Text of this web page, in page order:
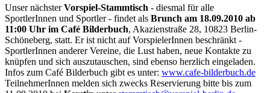
Unser nächsterVorspiel-Stammtisch - diesmal für alle
SportlerInnen und Sportler - findet als Brunch am 18.09.2010 ab
11:00 Uhr im Café Bilderbuch, Akazienstraße 28, 10823 Berlin-
Schöneberg, statt. Er ist nicht auf VorspielerInnen beschränkt -
SportlerInnen anderer Vereine, die Lust haben, neue Kontakte zu
knüpfen und sich auszutauschen, sind ebenso herzlich eingeladen.
Infos zum Café Bilderbuch gibt es unter: www.cafe-bilderbuch.de
TeilnehmerInnen melden sich zwecks Reservierung bitte bis zum